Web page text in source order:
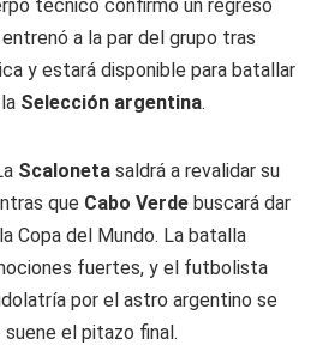
técnico confirmó un regreso
a la par del grupo tras
y estará disponible para batallar
Selección argentina.
Scaloneta saldrá a revalidar su
que Cabo Verde buscará dar
Copa del Mundo. La batalla
fuertes, y el futbolista
por el astro argentino se
suene el pitazo final.